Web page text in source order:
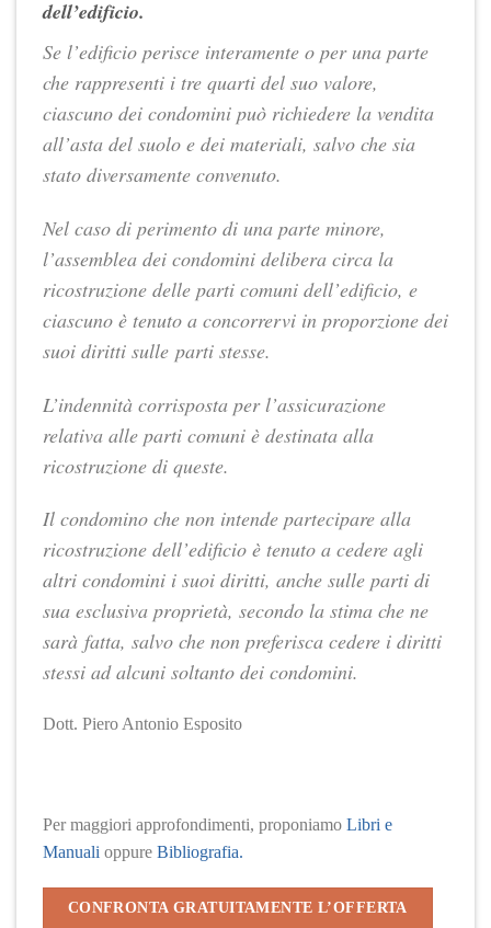
dell’edificio.
Se l’edificio perisce interamente o per una parte
che rappresenti i tre quarti del suo valore,
ciascuno dei condomini può richiedere la vendita
all’asta del suolo e dei materiali, salvo che sia
stato diversamente convenuto.
Nel caso di perimento di una parte minore,
l’assemblea dei condomini delibera circa la
ricostruzione delle parti comuni dell’edificio, e
ciascuno è tenuto a concorrervi in proporzione dei
suoi diritti sulle parti stesse.
L’indennità corrisposta per l’assicurazione
relativa alle parti comuni è destinata alla
ricostruzione di queste.
Il condomino che non intende partecipare alla
ricostruzione dell’edificio è tenuto a cedere agli
altri condomini i suoi diritti, anche sulle parti di
sua esclusiva proprietà, secondo la stima che ne
sarà fatta, salvo che non preferisca cedere i diritti
stessi ad alcuni soltanto dei condomini.
Dott. Piero Antonio Esposito
Per maggiori approfondimenti, proponiamo Libri e
Manuali oppure Bibliografia.
CONFRONTA GRATUITAMENTE L’OFFERTA